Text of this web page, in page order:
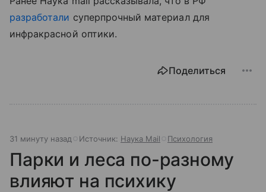
разработали суперпрочный материал для
инфракрасной оптики.
Поделиться
31 минуту назад Источник: Наука Mail Психология
Парки и леса по-разному
влияют на психику